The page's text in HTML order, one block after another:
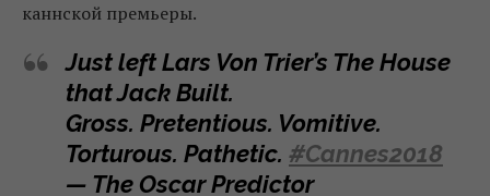
каннской премьеры.
Just left Lars Von Trier’s The House
that Jack Built.
Gross. Pretentious. Vomitive.
Torturous. Pathetic. #Cannes2018
— The Oscar Predictor